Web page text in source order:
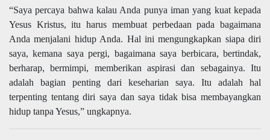
“Saya percaya bahwa kalau Anda punya iman yang kuat kepada
Yesus Kristus, itu harus membuat perbedaan pada bagaimana
Anda menjalani hidup Anda. Hal ini mengungkapkan siapa diri
saya, kemana saya pergi, bagaimana saya berbicara, bertindak,
berharap, bermimpi, memberikan aspirasi dan sebagainya. Itu
adalah bagian penting dari keseharian saya. Itu adalah hal
terpenting tentang diri saya dan saya tidak bisa membayangkan
hidup tanpa Yesus,” ungkapnya.